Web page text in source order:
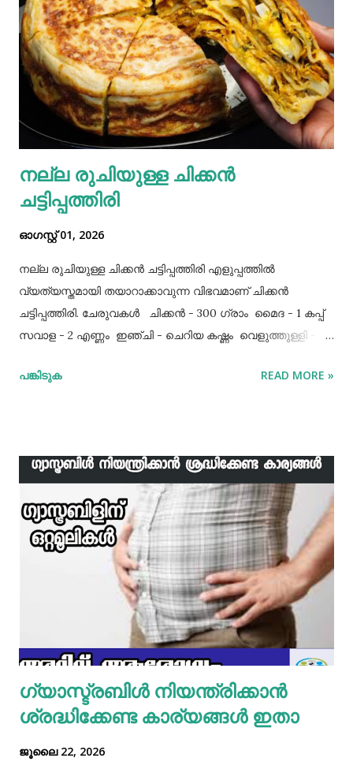
നല്ല രുചിയുള്ള ചിക്കൻ
ചട്ടിപ്പത്തിരി
ഓഗസ്റ്റ് 01, 2026
നല്ല രുചിയുള്ള ചിക്കൻ ചട്ടിപ്പത്തിരി എളുപ്പത്തിൽ
വ്യത്യസ്തമായി തയാറാക്കാവുന്ന വിഭവമാണ് ചിക്കൻ
ചട്ടിപ്പത്തിരി. ചേരുവകൾ ചിക്കൻ - 300 ഗ്രാം മൈദ - 1 കപ്പ്‌
സവാള - 2 എണ്ണം ഇഞ്ചി - ചെറിയ കഷ്ണം വെളുത്തുള്ളി - 5
വിധം ചിക്കൻ കുറച്ച് ഉപ്പും കുരുമുളകുപൊടിയും
ഇഞ്ചി വെളുത്തുള്ളി, സവാള എന്നിവ ചേർത്ത് വഴറ്റാം.
ഇതിൽ പൊടികളെല്ലാം ചേർത്ത് ചൂടാക്കിയശേഷം വേവിച്ച്
മാറ്റിവച്ച ചിക്കൻ ചേർത്ത് ഒന്ന് ഇളകിയെടുക്കാം. ഇനി ഒരു
മിക്സിയുടെ ജാറിലേക്ക് മുട്ട, മൈദ, വെള്ളം പാകത്തിന് ഉപ്പ്
എന്നിവ ചേർത്ത് നന്നായിട്ട് അടിച്ചെടുക്കാം. ഇനി ഒരു പാനിൽ
മാവൊഴിച്ചു ദോശ ചുട്ടെടുക്കാം. ഇനി ഒരു പാത്രത്തിൽ മുട്ട
പൊട്ടിച്ച് ഒഴിക്കാം കൂടെത്തന്നെ പാൽ, കുരുമുളകുപൊടി, ഉപ്പ്,
മല്ലിയില എന്നിവ ചേർത്തൊരു മിക്സ്‌ തയാറാക്കാം. ഇനി
ഒരു പാനിൽ കുറച്ച് നെയ്യ് തടവിയ ശേഷം അതിൽ തയാ...
പങ്കിടുക READ MORE »
ഗ്യാസ്ട്രബിൾ നിയന്ത്രിക്കാൻ
ശ്രദ്ധിക്കേണ്ട കാര്യങ്ങൾ ഇതാ
ജൂലൈ 22, 2026